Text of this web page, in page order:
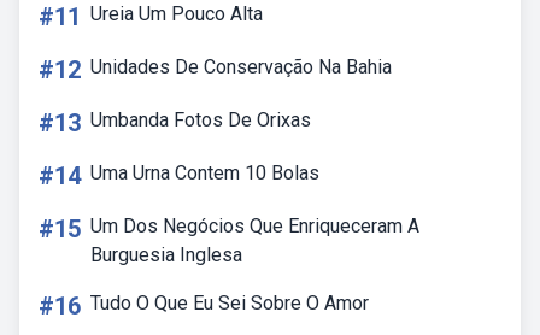
#11 Ureia Um Pouco Alta
#12 Unidades De Conservação Na Bahia
#13 Umbanda Fotos De Orixas
#14 Uma Urna Contem 10 Bolas
#15 Um Dos Negócios Que Enriqueceram A
Burguesia Inglesa
#16 Tudo O Que Eu Sei Sobre O Amor